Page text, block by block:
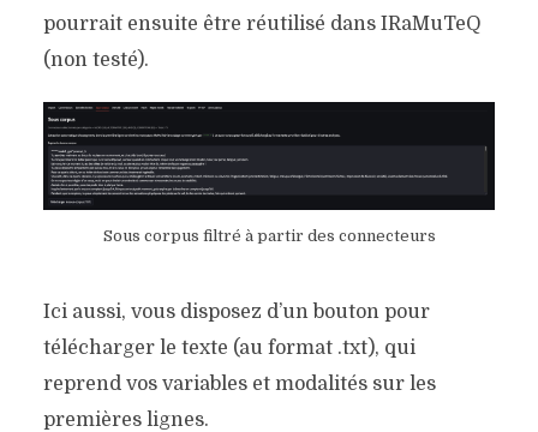
pourrait ensuite être réutilisé dans IRaMuTeQ
(non testé).
Sous corpus filtré à partir des connecteurs
Ici aussi, vous disposez d’un bouton pour
télécharger le texte (au format .txt), qui
reprend vos variables et modalités sur les
premières lignes.